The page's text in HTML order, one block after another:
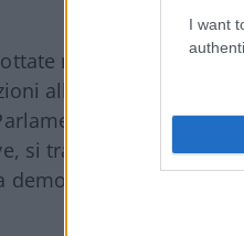
I want
non c’è perciò
alle libertà che
ma con
si tratta di un modus
democrazia e rischia di